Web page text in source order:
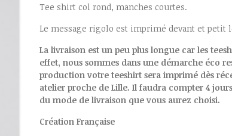
Tee shirt col rond, manches courtes.
Le message rigolo est imprimé devant et petit
La livraison est un peu plus longue car les
effet, nous sommes dans une démarche éco
production votre teeshirt sera imprimé dès
atelier proche de Lille. Il faudra compter 4
du mode de livraison que vous aurez choisi.
Création Française